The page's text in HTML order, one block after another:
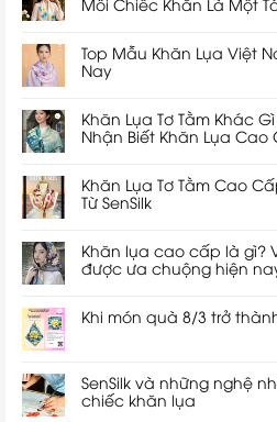
Top Mẫu Khăn Lụa Việt
Nay
Khăn Lụa Tơ Tằm Khác
Nhận Biết Khăn Lụa Cao
Khăn Lụa Tơ Tằm Cao
Từ SenSilk
Khăn lụa cao cấp là gì?
được ưa chuộng hiện
Khi món quà 8/3 trở
SenSilk và những nghệ
chiếc khăn lụa